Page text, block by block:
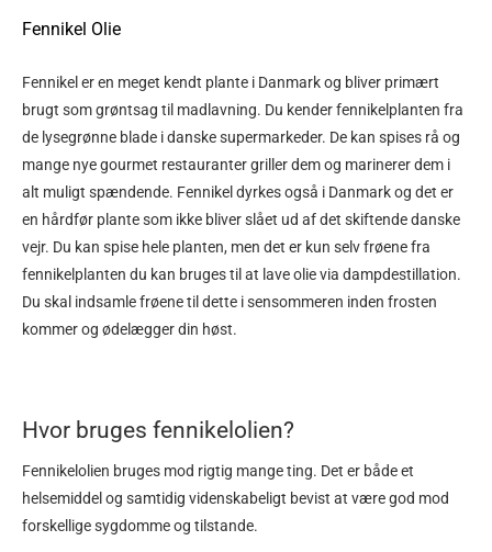
Fennikel Olie
Fennikel er en meget kendt plante i Danmark og bliver primært
brugt som grøntsag til madlavning. Du kender fennikelplanten fra
de lysegrønne blade i danske supermarkeder. De kan spises rå og
mange nye gourmet restauranter griller dem og marinerer dem i
alt muligt spændende. Fennikel dyrkes også i Danmark og det er
en hårdfør plante som ikke bliver slået ud af det skiftende danske
vejr. Du kan spise hele planten, men det er kun selv frøene fra
fennikelplanten du kan bruges til at lave olie via dampdestillation.
Du skal indsamle frøene til dette i sensommeren inden frosten
kommer og ødelægger din høst.
Hvor bruges fennikelolien?
Fennikelolien bruges mod rigtig mange ting. Det er både et
helsemiddel og samtidig videnskabeligt bevist at være god mod
forskellige sygdomme og tilstande.